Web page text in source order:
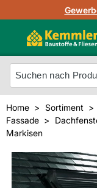
Lagerbestand in
Nutzerverwaltung
Photovoltaik
Projektlisten
Technische
Neu im Onlineshop?
Mein Konto
Meistverkaufte
Kunden kauften
Unsere Kemmler-
Home Sortiment
Fassade
Markisen